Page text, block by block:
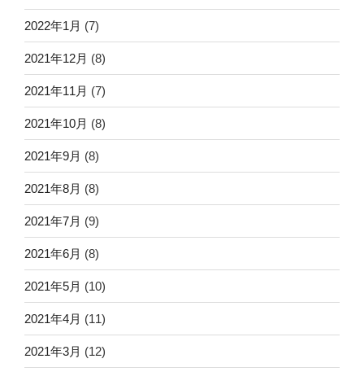
2022年1月 (7)
2021年12月 (8)
2021年11月 (7)
2021年10月 (8)
2021年9月 (8)
2021年8月 (8)
2021年7月 (9)
2021年6月 (8)
2021年5月 (10)
2021年4月 (11)
2021年3月 (12)